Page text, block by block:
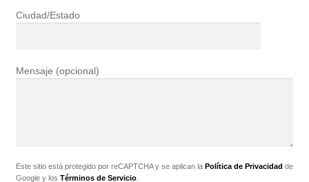
Ciudad/Estado
Mensaje (opcional)
Este sitio está protegido por reCAPTCHA y se aplican la Política de Privacidad de
Google y los Términos de Servicio.